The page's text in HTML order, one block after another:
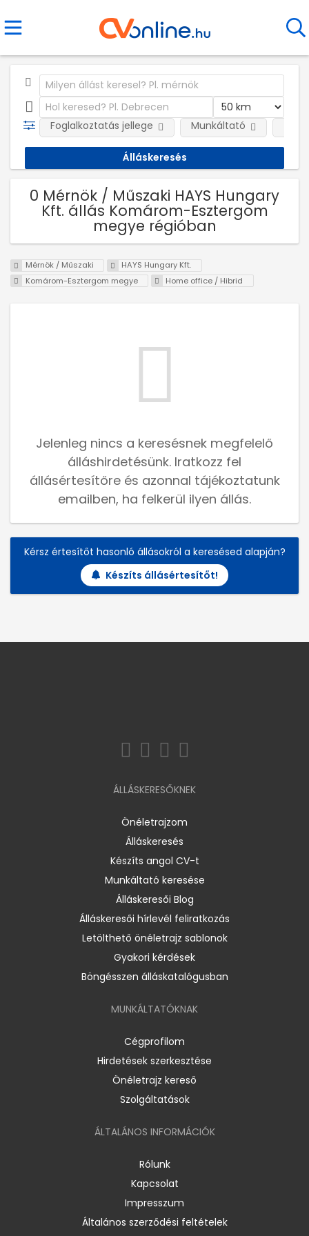
Foglalkoztatás jellege Munkáltató
0 Mérnök / Műszaki HAYS Hungary
Kft. állás Komárom-Esztergom
megye régióban
Mérnök / Műszaki
HAYS Hungary Kft.
Komárom-Esztergom megye
Home office / Hibrid
Jelenleg nincs a keresésnek megfelelő
álláshirdetésünk. Iratkozz fel
állásértesítőre és azonnal tájékoztatunk
emailben, ha felkerül ilyen állás.
Kérsz értesítőt hasonló állásokról a keresésed alapján?
Készíts állásértesítőt!
ÁLLÁSKERESŐKNEK
Önéletrajzom
Álláskeresés
Készíts angol CV-t
Munkáltató keresése
Álláskeresői Blog
Álláskeresői hírlevél feliratkozás
Letölthető önéletrajz sablonok
Gyakori kérdések
Böngésszen álláskatalógusban
MUNKÁLTATÓKNAK
Cégprofilom
Hirdetések szerkesztése
Önéletrajz kereső
Szolgáltatások
ÁLTALÁNOS INFORMÁCIÓK
Rólunk
Kapcsolat
Impresszum
Általános szerződési feltételek